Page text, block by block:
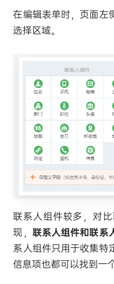
在编辑表单时，页面左
选择区域。
联系人组件较多，对
现， 联系人组件和联系
系人组件只用于收集特
信息项也都可以找到一